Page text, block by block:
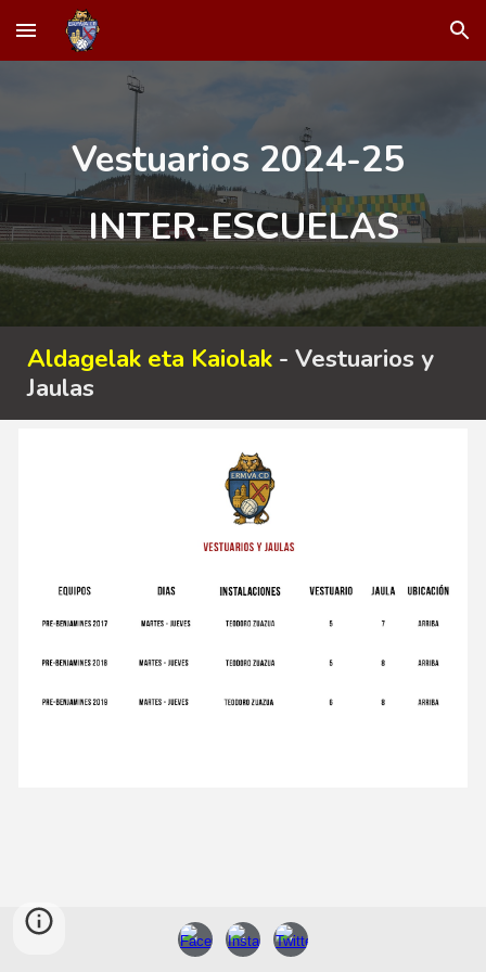
Skip to main content Skip to navigation
Vestuarios 2024-25
INTER-ESCUELAS
Aldagelak eta Kaiolak - Vestuarios y
Jaulas